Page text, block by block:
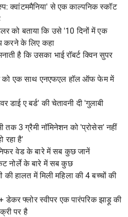
क्वांटममैनिया' से एक काल्पनिक स्कॉट
को बताया कि उसे '10 दिनों में एक
करने के लिए कहा
है कि उसका भाई रॉबर्ट क्विन सुपर
को एक साथ एनएफएल हॉल ऑफ फेम में
डाई ए बर्ड' की चेतावनी दी 'गुलाबी
तक 3 ग्रैमी नॉमिनेशन को 'प्रोसेस' नहीं
रहा है'
वेड के बारे में सब कुछ जानें
नोर्ले के बारे में सब कुछ
की हालत में मिली महिला की 4 बच्चों की
फ्लोर स्वीपर एक पारंपरिक झाड़ू की
पर है